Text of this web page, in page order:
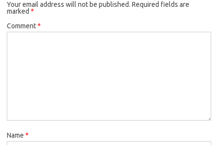
Your email address will not be published. Required fields are
marked *
Comment*
Name *